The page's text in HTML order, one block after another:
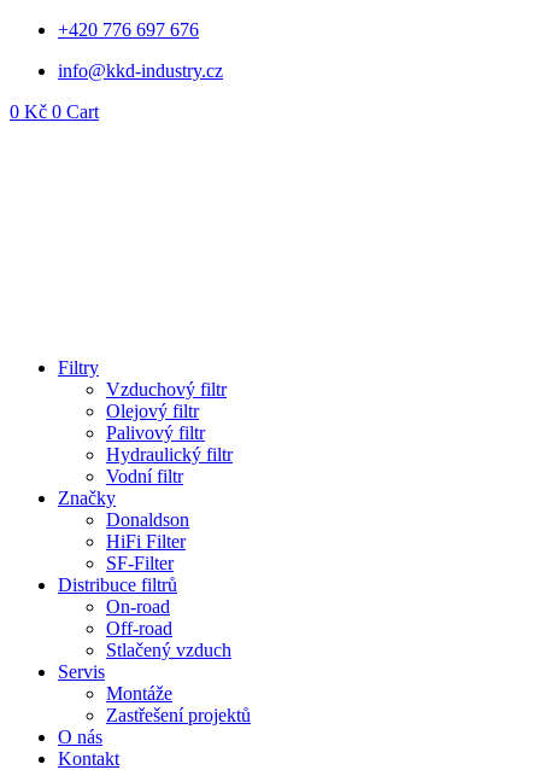
Přejít
obsahu
+420 776 697 676
info@kkd-industry.cz
0 Kč 0 Cart
Filtry
Vzduchový filtr
Olejový filtr
Palivový filtr
Hydraulický filtr
Vodní filtr
Značky
Donaldson
HiFi Filter
SF-Filter
Distribuce filtrů
On-road
Off-road
Stlačený vzduch
Servis
Montáže
Zastřešení projektů
O nás
Kontakt